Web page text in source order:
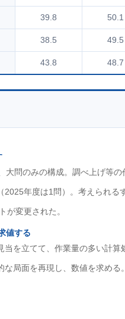
39.8 50.1
38.5 49.5
43.8 48.7
大問のみの構成。調べ上げ等
年度は1問）。考えられ
が変更された。
値する
を立てて、作業量の多い計
局面を再現し、数値を求め